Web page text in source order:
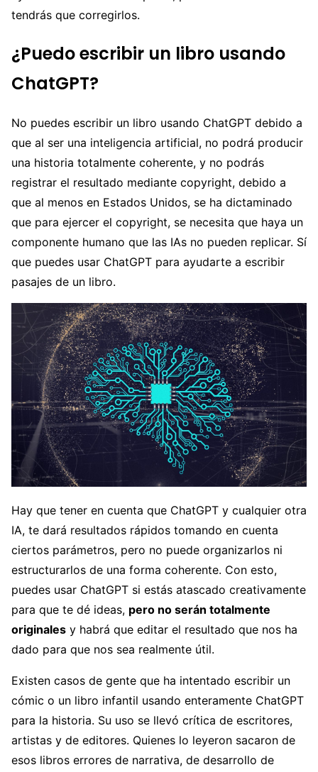
tendrás que corregirlos.
¿Puedo escribir un libro usando
ChatGPT?
No puedes escribir un libro usando ChatGPT debido a
que al ser una inteligencia artificial, no podrá producir
una historia totalmente coherente, y no podrás
registrar el resultado mediante copyright, debido a
que al menos en Estados Unidos, se ha dictaminado
que para ejercer el copyright, se necesita que haya un
componente humano que las IAs no pueden replicar. Sí
que puedes usar ChatGPT para ayudarte a escribir
pasajes de un libro.
Hay que tener en cuenta que ChatGPT y cualquier otra
IA, te dará resultados rápidos tomando en cuenta
ciertos parámetros, pero no puede organizarlos ni
estructurarlos de una forma coherente. Con esto,
puedes usar ChatGPT si estás atascado creativamente
para que te dé ideas, pero no serán totalmente
originales y habrá que editar el resultado que nos ha
dado para que nos sea realmente útil.
Existen casos de gente que ha intentado escribir un
cómic o un libro infantil usando enteramente ChatGPT
para la historia. Su uso se llevó crítica de escritores,
artistas y de editores. Quienes lo leyeron sacaron de
esos libros errores de narrativa, de desarrollo de